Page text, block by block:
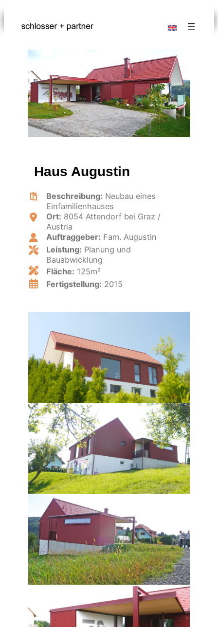
Zum
Inhalt
Haus Augustin
Beschreibung: Neubau eines
Einfamilienhauses
Ort: 8054 Attendorf bei Graz /
Austria
Auftraggeber: Fam. Augustin
Leistung: Planung und
Bauabwicklung
Fläche: 125m²
Fertigstellung: 2015